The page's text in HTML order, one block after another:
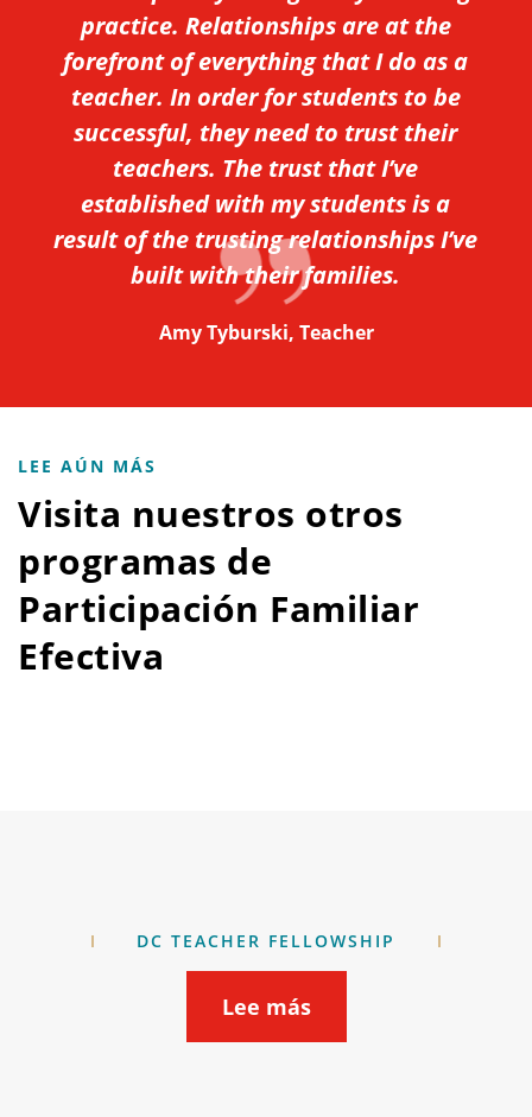
practice. Relationships are at the
forefront of everything that I do as a
teacher. In order for students to be
successful, they need to trust their
teachers. The trust that I’ve
established with my students is a
result of the trusting relationships I’ve
built with their families.
Amy Tyburski, Teacher
LEE AÚN MÁS
Visita nuestros otros
programas de
Participación Familiar
Efectiva
DC TEACHER FELLOWSHIP
Lee más